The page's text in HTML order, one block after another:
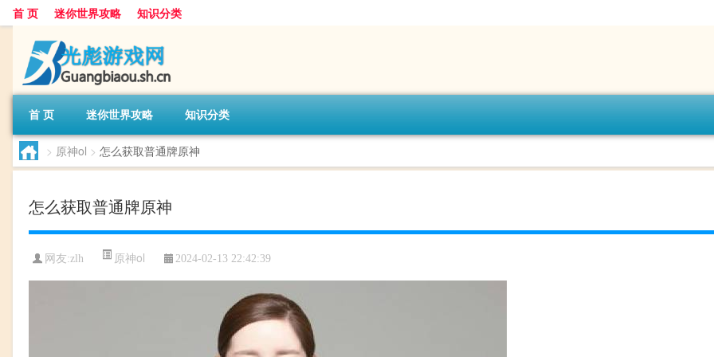
首 页 迷你世界攻略 知识分类
首 页 迷你世界攻略 知识分类
> 原神ol > 怎么获取普通牌原神
怎么获取普通牌原神
网友:zlh 原神ol 2024-02-13 22:42:39